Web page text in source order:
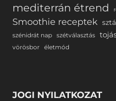
mediterrán étrend
Smoothie receptek
szénidrát nap szétválasztás
vörösbor életmód
JOGI NYILATKOZAT